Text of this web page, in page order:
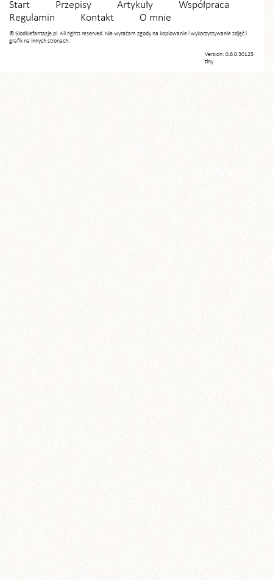
Start Przepisy Artykuły
Współpraca
Regulamin
Kontakt O mnie
© Slodkiefantazje.pl. All rights reserved. Nie wyrażam zgody na kopiowanie i wykorzystywanie zdjęć i
grafik na innych stronach.
Version: 0.6.0.30125
tiny